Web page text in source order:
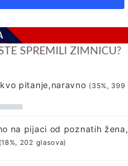
SPREMILI ZIMNICU?
pitanje,naravno (35%, 399
na pijaci od poznatih žena,
(18%, 202 glasova)